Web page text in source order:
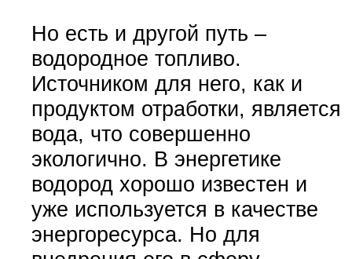
Но есть и другой путь –
водородное топливо.
Источником для него, как и
продуктом отработки, является
вода, что совершенно
экологично. В энергетике
водород хорошо известен и
уже используется в качестве
энергоресурса. Но для